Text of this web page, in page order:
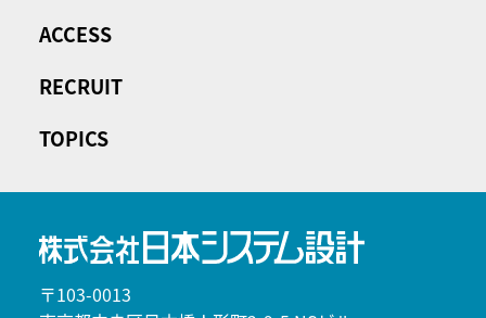
〒103-0013
ACCESS
RECRUIT
TOPICS